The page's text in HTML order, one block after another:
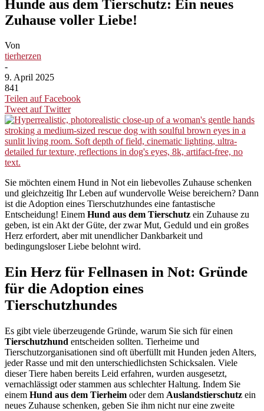
Hunde aus dem Tierschutz: Ein neues
Zuhause voller Liebe!
Von
tierherzen
-
9. April 2025
841
Teilen auf Facebook
Tweet auf Twitter
Sie möchten einem Hund in Not ein liebevolles Zuhause schenken
und gleichzeitig Ihr Leben auf wundervolle Weise bereichern? Dann
ist die Adoption eines Tierschutzhundes eine fantastische
Entscheidung! Einem Hund aus dem Tierschutz ein Zuhause zu
geben, ist ein Akt der Güte, der zwar Mut, Geduld und ein großes
Herz erfordert, aber mit unendlicher Dankbarkeit und
bedingungsloser Liebe belohnt wird.
Ein Herz für Fellnasen in Not: Gründe
für die Adoption eines
Tierschutzhundes
Es gibt viele überzeugende Gründe, warum Sie sich für einen
Tierschutzhund entscheiden sollten. Tierheime und
Tierschutzorganisationen sind oft überfüllt mit Hunden jeden Alters,
jeder Rasse und mit den unterschiedlichsten Schicksalen. Viele
dieser Tiere haben bereits Leid erfahren, wurden ausgesetzt,
vernachlässigt oder stammen aus schlechter Haltung. Indem Sie
einem Hund aus dem Tierheim oder dem Auslandstierschutz ein
neues Zuhause schenken, geben Sie ihm nicht nur eine zweite